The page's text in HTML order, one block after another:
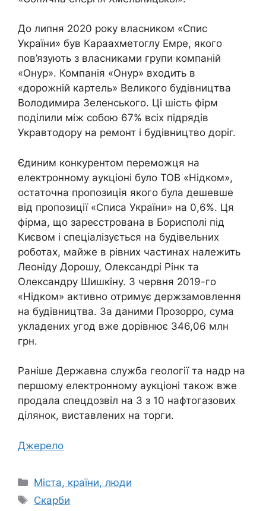
До липня 2020 року власником «Спис
України» був Караахметоглу Емре, якого
пов’язують з власниками групи компаній
«Онур». Компанія «Онур» входить в
«дорожній картель» Великого будівництва
Володимира Зеленського. Ці шість фірм
поділили між собою 67% всіх підрядів
Укравтодору на ремонт і будівництво доріг.
Єдиним конкурентом переможця на
електронному аукціоні було ТОВ «Нідком»,
остаточна пропозиція якого була дешевше
від пропозиції «Списа України» на 0,6%. Ця
фірма, що зареєстрована в Борисполі під
Києвом і спеціалізується на будівельних
роботах, майже в рівних частинах належить
Леоніду Дорошу, Олександрі Рінк та
Олександру Шишкіну. З червня 2019-го
«Нідком» активно отримує держзамовлення
на будівництва. За даними Прозорро, сума
укладених угод вже дорівнює 346,06 млн
грн.
Раніше Державна служба геології та надр на
першому електронному аукціоні також вже
продала спецдозвіл на 3 з 10 нафтогазових
ділянок, виставлених на торги.
Джерело
Категорії
Міста, країни, люди
Позначки
Скарби